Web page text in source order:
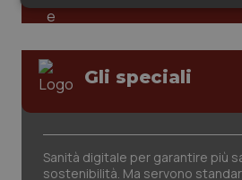
Umbria
Valle D’Aosta
Veneto
Oftalmologia
Oncodermatologia
Oncoematologia
Oncologia & Nutrizione
Gli speciali
Sanità digitale per garantire più
sostenibilità. Ma servono
Necessari Statistici
Necessari Statistici
I cookie necessari contribuiscono